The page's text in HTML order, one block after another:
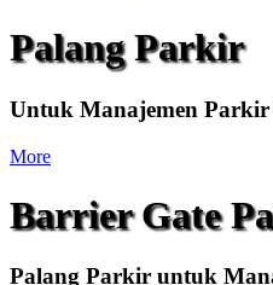
Palang Parkir
Untuk Manajemen
More
Barrier Gate
Palang Parkir untuk